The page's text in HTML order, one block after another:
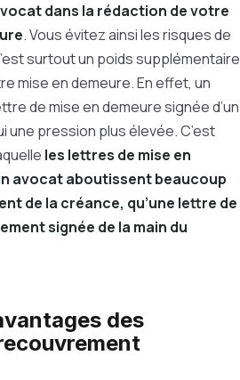
dans la rédaction de votre
. Vous évitez ainsi les risques de
surtout un poids supplémentaire
mise en demeure. En effet, un
de mise en demeure signée d’un
une pression plus élevée. C’est
les lettres de mise en
avocat aboutissent beaucoup
de la créance, qu’une lettre de
signée de la main du
des